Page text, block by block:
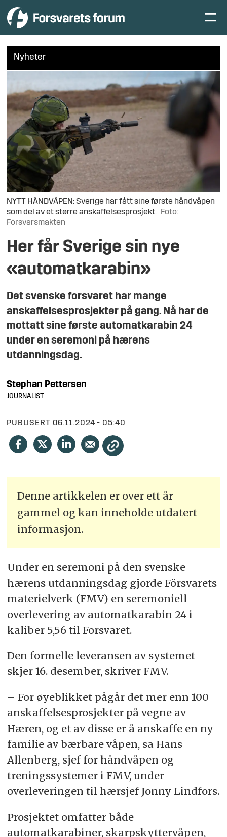
Nyheter
NYTT HÅNDVÅPEN: Sverige har fått sine første håndvåpen
som del av et større anskaffelsesprosjekt.
Foto:
Försvarsmakten
Her får Sverige sin nye
«automatkarabin»
Det svenske forsvaret har mange
anskaffelsesprosjekter på gang. Nå har de
mottatt sine første automatkarabin 24
under en seremoni på hærens
utdanningsdag.
Stephan Pettersen
JOURNALIST
PUBLISERT 06.11.2024 - 05:40
Denne artikkelen er over ett år
gammel og kan inneholde utdatert
informasjon.
Under en seremoni på den svenske
hærens utdanningsdag gjorde Försvarets
materielverk (FMV) en seremoniell
overlevering av automatkarabin 24 i
kaliber 5,56 til Forsvaret.
Den formelle leveransen av systemet
skjer 16. desember, skriver FMV.
– For øyeblikket pågår det mer enn 100
anskaffelsesprosjekter på vegne av
Hæren, og et av disse er å anskaffe en ny
familie av bærbare våpen, sa Hans
Allenberg, sjef for håndvåpen og
treningssystemer i FMV, under
overleveringen til hærsjef Jonny Lindfors.
Prosjektet omfatter både
automatkarabiner, skarpskyttervåpen,